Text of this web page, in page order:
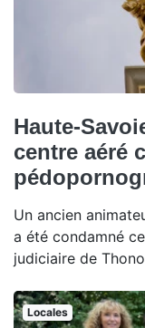
Haute-
centre aéré
Un ancien
a été condamné
judiciaire de
Locales